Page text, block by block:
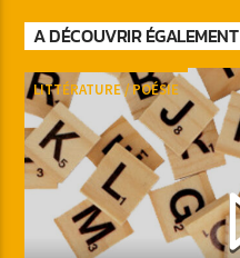
A DÉCOUVRIR ÉGALEMENT
LITTÉRATURE / POÉSIE